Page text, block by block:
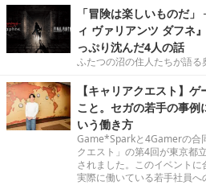
「冒険は楽しいものだ
ィ ヴァリアンツ ダフネ
っぷり沈んだ4人の話
ふたつの沼の住人たちが語る
【キャリアクエスト】
こと。セガの若手の事例
いう働き方
Game*Sparkと4Gamerの合
クエスト」の第4回が東京都
されました。このイベント
実際に働いている若手社員へ